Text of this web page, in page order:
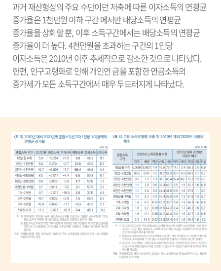
과거 재산형성의 주요 수단이던 저축에 따른 이자소득의 연평균
증가율은 1천만원 이하 구간 에서만 배당소득의 연평균
증가율을 상회할 뿐, 이후 소득구간에서는 배당소득의 연평균
증가율이 더 높다. 4천만원을 초과하는 구간의 1인당
이자소득은 2010년 이후 추세적으로 감소한 것으로 나타났다.
한편, 인구고령화로 인해 개인연 금을 포함한 연금소득의
증가세가 모든 소득구간에서 매우 두드러지게 나타났다.